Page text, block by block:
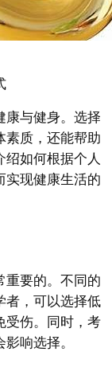
康与健身。选择
素质，还能帮助
绍如何根据个人
实现健康生活的
重要的。不同的
者，可以选择低
受伤。同时，考
响选择。